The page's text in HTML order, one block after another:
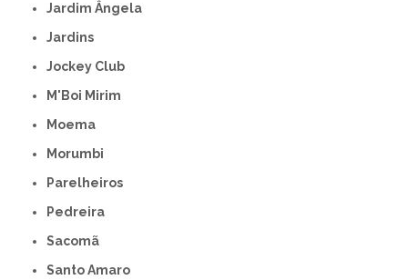
Jardim Ângela
Jardins
Jockey Club
M'Boi Mirim
Moema
Morumbi
Parelheiros
Pedreira
Sacomã
Santo Amaro